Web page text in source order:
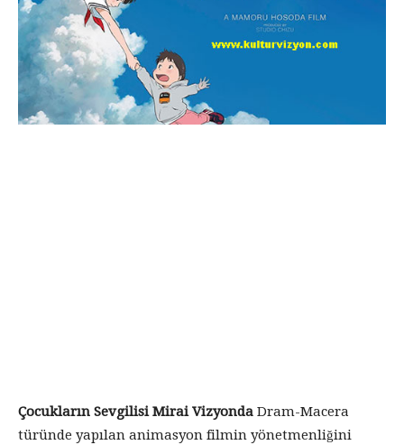
Çocukların Sevgilisi Mirai Vizyonda Dram-Macera
türünde yapılan animasyon filmin yönetmenliğini